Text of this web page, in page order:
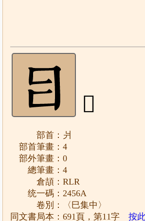
𤕪
部首：爿
部首筆畫：4
部外筆畫：0
總筆畫：4
倉頡：RLR
统一碼：2456A
卷別：〈巳集中〉
同文書局本：691頁，第11字按